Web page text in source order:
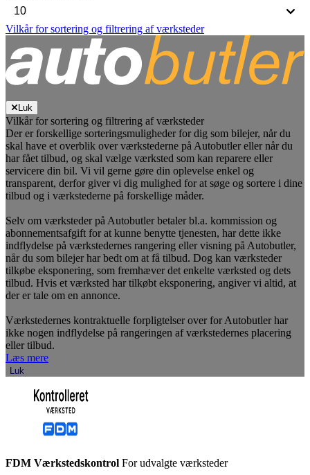
Vilkår for sortering og filtrering af værksteder
Luk
Vilkår for sortering og filtrering af værksteder
Der er forskellige sorteringsmuligheder for dig som bilejer, når du
skal have et overblik over værkstederne på Autobutler eller når du
har fået tilbud, og skal vælge værksted som kan reparere eller
servicere din bil. Vi vil gerne gøre din oplevelse enkel og
transparent, derfor giver vi dig mulighed for at søge og sortere i dine
tilbud og i værkstederne på forskellige måder.
Selv om værksteder på Autobutler betaler bl.a. kommission og
abonnementsafgift for at kunne benytte tjenesten, har dette ikke
indflydelse på værkstedernes rangering eller visning på Autobutler,
når du som bilejer har bedt om at få tilbud. Dog kan værksteder
tilkøbe eksponering, som fremhæver det enkelte værksted og dets
tilbud. Hvis et værksted har tilkøbt eksponering, angiver vi altid, at
der er tale om en annonce.
Værkstedernes kontraktuelle forpligtelser over for Autobutler har
ikke nogen indflydelse på rangeringen af værkstedernes placering
eller tilbud.
Læs mere
Luk
FDM Værkstedskontrol For udvalgte værksteder